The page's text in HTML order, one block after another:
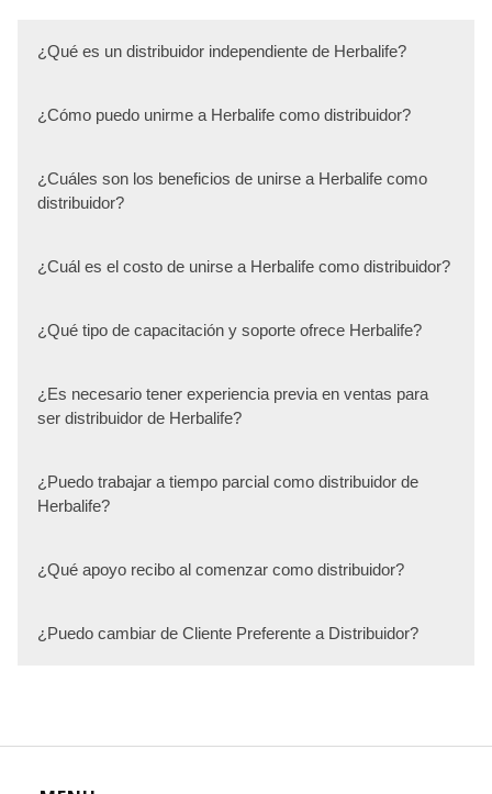
¿Qué es un distribuidor independiente de Herbalife?
¿Cómo puedo unirme a Herbalife como distribuidor?
¿Cuáles son los beneficios de unirse a Herbalife como
distribuidor?
¿Cuál es el costo de unirse a Herbalife como distribuidor?
¿Qué tipo de capacitación y soporte ofrece Herbalife?
¿Es necesario tener experiencia previa en ventas para
ser distribuidor de Herbalife?
¿Puedo trabajar a tiempo parcial como distribuidor de
Herbalife?
¿Qué apoyo recibo al comenzar como distribuidor?
¿Puedo cambiar de Cliente Preferente a Distribuidor?